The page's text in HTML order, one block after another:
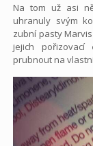
Na tom už asi
uhranuly svým
zubní pasty
jejich pořizovací
prubnout na